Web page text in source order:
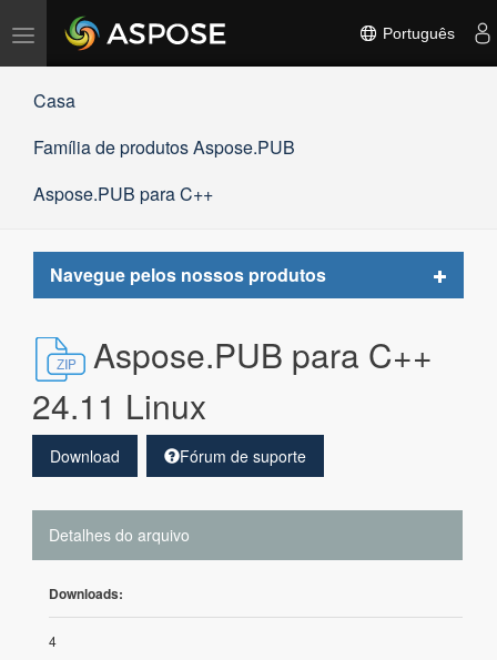
Alternar
navegação
Português
Casa
Família de produtos Aspose.PUB
Aspose.PUB para C++
Navegue pelos nossos produtos
Toggle
Aspose.PUB para C++
24.11 Linux
Download Fórum de suporte
Detalhes do arquivo
Downloads:
4